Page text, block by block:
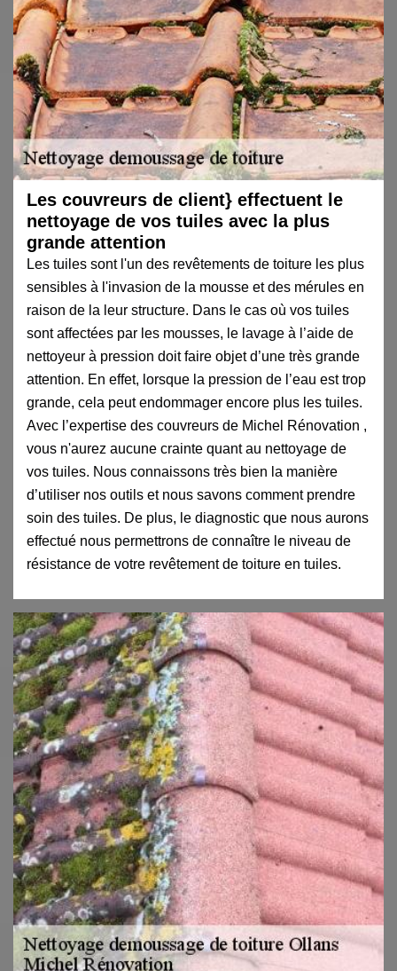
Les couvreurs de client} effectuent le
nettoyage de vos tuiles avec la plus
grande attention
Les tuiles sont l'un des revêtements de toiture les plus
sensibles à l'invasion de la mousse et des mérules en
raison de la leur structure. Dans le cas où vos tuiles
sont affectées par les mousses, le lavage à l’aide de
nettoyeur à pression doit faire objet d’une très grande
attention. En effet, lorsque la pression de l’eau est trop
grande, cela peut endommager encore plus les tuiles.
Avec l’expertise des couvreurs de Michel Rénovation ,
vous n'aurez aucune crainte quant au nettoyage de
vos tuiles. Nous connaissons très bien la manière
d’utiliser nos outils et nous savons comment prendre
soin des tuiles. De plus, le diagnostic que nous aurons
effectué nous permettrons de connaître le niveau de
résistance de votre revêtement de toiture en tuiles.